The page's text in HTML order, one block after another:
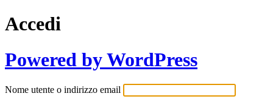
Accedi
Powered by WordPress
Nome utente o indirizzo email